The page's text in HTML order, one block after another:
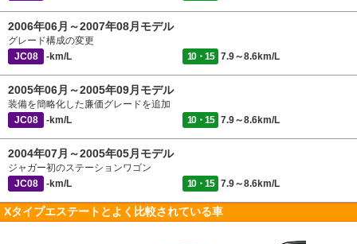
2006年06月～2007年08月モデル
グレード構成の変更
JC08
-km/L 10・15 7.9～8.6km/L
2005年06月～2005年09月モデル
装備を簡略化した廉価グレードを追加
JC08
-km/L 10・15 7.9～8.6km/L
2004年07月～2005年05月モデル
ジャガー初のステーションワゴン
JC08
-km/L 10・15 7.9～8.6km/L
Xタイプエステートとよく比較されている車